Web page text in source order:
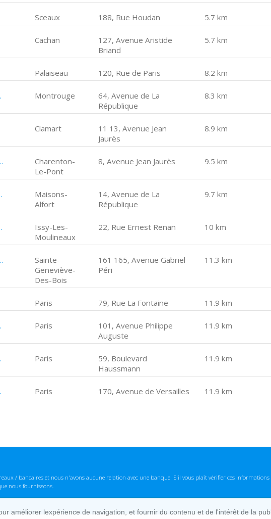
Sceaux 188, Rue Houdan 5.7 km
Cachan
127, Avenue Aristide
Briand
5.7 km
Palaiseau 120, Rue de Paris 8.2 km
Montrouge
64, Avenue de La
République
8.3 km
Clamart
11 13, Avenue Jean
Jaurès
8.9 km
Jean Jaurès
Charenton-
Le-Pont
8, Avenue Jean Jaurès 9.5 km
La République
Maisons-
Alfort
14, Avenue de La
République
9.7 km
Ernest Renan
Issy-Les-
Moulineaux
22, Rue Ernest Renan 10 km
Avenue Gabriel Péri
Sainte-
Geneviève-
Des-Bois
161 165, Avenue Gabriel
Péri
11.3 km
Paris 79, Rue La Fontaine 11.9 km
Paris
101, Avenue Philippe
Auguste
11.9 km
Paris
59, Boulevard
Haussmann
11.9 km
Paris 170, Avenue de Versailles 11.9 km
/ bancaires et nous n'avons aucune relation avec une banque. S'il vous plaît vérifier ces
nous fournissons.
améliorer lexpérience de navigation, et fournir du contenu et de l'intérêt de la